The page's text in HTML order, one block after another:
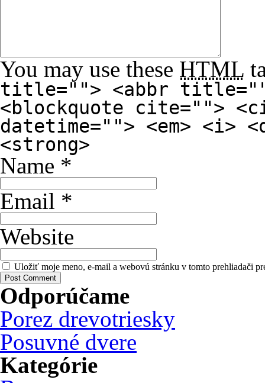
You may use these HTML
title=""> <abbr
<blockquote cite="">
datetime=""> <em> <i>
<strong>
Name *
Email *
Website
Uložiť moje meno, e-mail a webovú stránku v tomto prehliadači
Odporúčame
Porez drevotriesky
Posuvné dvere
Kategórie